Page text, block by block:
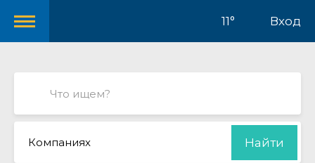
11° Вход
Компаниях Найти